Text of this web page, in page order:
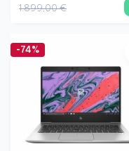
1.899,00 €
-74%